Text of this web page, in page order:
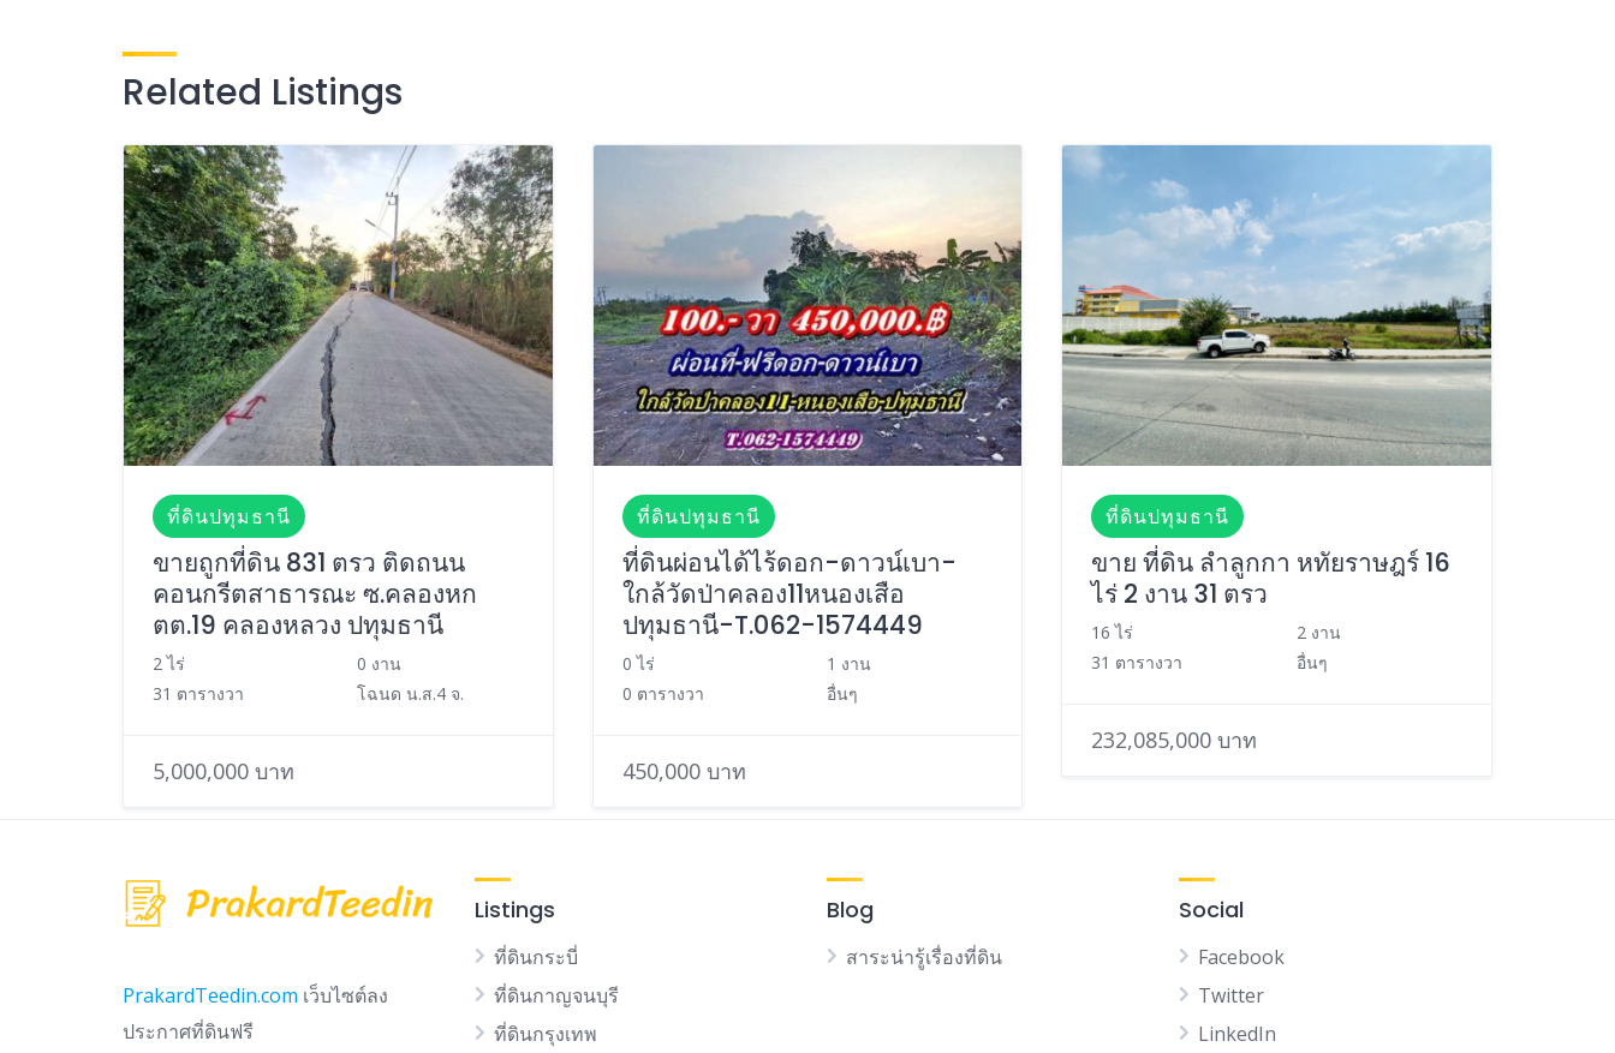
Related Listings
ที่ดินปทุมธานี
ขายถูกที่ดิน 831 ตรว ติดถนน
คอนกรีตสาธารณะ ซ.คลองหก
ตต.19 คลองหลวง ปทุมธานี
2 ไร่
0 งาน
31 ตารางวา
โฉนด น.ส.4 จ.
5,000,000 บาท
ที่ดินปทุมธานี
ที่ดินผ่อนได้ไร้ดอก-ดาวน์เบา-
ใกล้วัดป่าคลอง11หนองเสือ
ปทุมธานี-T.062-1574449
0 ไร่
1 งาน
0 ตารางวา
อื่นๆ
450,000 บาท
ที่ดินปทุมธานี
ขาย ที่ดิน ลำลูกกา หทัยราษฎร์ 16
ไร่ 2 งาน 31 ตรว
16 ไร่
2 งาน
31 ตารางวา
อื่นๆ
232,085,000 บาท
PrakardTeedin.com เว็บไซต์ลง
ประกาศที่ดินฟรี
Listings
ที่ดินกระบี่
ที่ดินกาญจนบุรี
ที่ดินกรุงเทพ
Blog
สาระน่ารู้เรื่องที่ดิน
Social
Facebook
Twitter
LinkedIn